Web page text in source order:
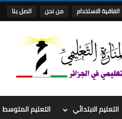
اتفاقية الاستخدام من نحن اتصل بنا
الرئيسية
التعليم الابتدائي التعليم المتوسط